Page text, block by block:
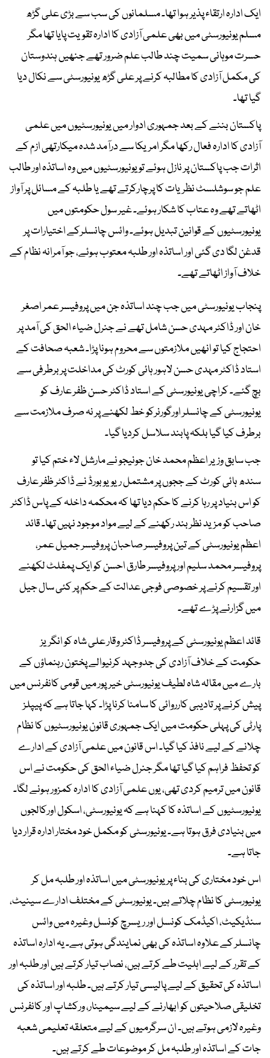
ایک ادارہ ارتقاء پذیر ہوا تھا۔ مسلمانوں کی سب سے بڑی علی گڑھ
مسلم یونیورسٹی میں بھی علمی آزادی کا ادارہ تقویت پایا تھا مگر
حسرت موہانی سمیت چند طالب علم ضرور تھے جنھیں ہندوستان
کی مکمل آزادی کا مطالبہ کرنے پر علی گڑھ یونیورسٹی سے نکال دیا
گیا تھا۔
پاکستان بننے کے بعد جمہوری ادوار میں یونیورسٹیوں میں علمی
آزادی کا ادارہ فعال رکھا مگر امریکا سے درآمد شدہ میکارتھی ازم کے
اثرات جب پاکستان پر نازل ہوئے تو یونیورسٹیوں میں وہ اساتذہ اور طالب
علم جو سوشلسٹ نظریات کا پرچارکرتے تھے یا طلبہ کے مسائل پر آواز
اٹھاتے تھے وہ عتاب کا شکار ہوئے۔ غیر سول حکومتوں میں
یونیورسٹیوں کے قوانین تبدیل ہوئے۔ وائس چانسلرکے اختیارات پر
قدغن لگا دی گئی اور اساتذہ اور طلبہ معتوب ہوئے، جو آمرانہ نظام کے
خلاف آواز اٹھاتے تھے۔
پنجاب یونیورسٹی میں جب چند اساتذہ جن میں پروفیسر عمر اصغر
خان اور ڈاکٹر مہدی حسن شامل تھے نے جنرل ضیاء الحق کی آمد پر
احتجاج کیا تو انھیں ملازمتوں سے محروم ہونا پڑا۔ شعبہ صحافت کے
استاد ڈاکٹر مہدی حسن لاہور ہائی کورٹ کی مداخلت پر برطرفی سے
بچ گئے۔ کراچی یونیورسٹی کے استاد ڈاکٹر حسن ظفر عارف کو
یونیورسٹی کے چانسلر اورگورنرکو خط لکھنے پر نہ صرف ملازمت سے
برطرف کیا گیا بلکہ پابند سلاسل کردیا گیا۔
جب سابق وزیر اعظم محمد خان جونیجو نے مارشل لاء ختم کیا تو
سندھ ہائی کورٹ کے ججوں پر مشتمل ریویو بورڈ نے ڈاکٹر ظفر عارف
کو اس بنیاد پر رہا کرنے کا حکم دیا تھا کہ محکمہ داخلہ کے پاس ڈاکٹر
صاحب کو مزید نظربند رکھنے کے لیے مواد موجود نہیں تھا۔ قائد
اعظم یونیورسٹی کے تین پروفیسر صاحبان پروفیسر جمیل عمر،
پروفیسر محمد سلیم اور پروفیسر طارق احسن کو ایک پمفلٹ لکھنے
اور تقسیم کرنے پر خصوصی فوجی عدالت کے حکم پر کئی سال جیل
میں گزارنے پڑے تھے۔
قائد اعظم یونیورسٹی کے پروفیسر ڈاکٹر وقار علی شاہ کو انگریز
حکومت کے خلاف آزادی کی جدوجہد کرنیوالے پختون رہنماؤں کے
بارے میں مقالہ شاہ لطیف یونیورسٹی خیرپور میں قومی کانفرنس میں
پیش کرنے پر تادیبی کارروائی کا سامنا کرنا پڑا۔ کہا جاتا ہے کہ پیپلز
پارٹی کی پہلی حکومت میں ایک جمہوری قانون یونیورسٹیوں کا نظام
چلانے کے لیے نافذ کیا گیا۔ اس قانون میں علمی آزادی کے ادارے
کو تحفظ فراہم کیا گیا تھا مگر جنرل ضیاء الحق کی حکومت نے اس
قانون میں ترمیم کردی تھی، یوں علمی آزادی کا ادارہ کمزور ہونے لگا۔
یونیورسٹیوں کے اساتذہ کا کہنا ہے کہ یونیورسٹی، اسکول اورکالجوں
میں بنیادی فرق ہوتا ہے۔ یونیورسٹی کو مکمل خود مختار ادارہ قرار دیا
جاتا ہے۔
اس خود مختاری کی بناء پر یونیورسٹی میں اساتذہ اور طلبہ مل کر
یونیورسٹی کا نظام چلاتے ہیں۔ یونیورسٹی کے مختلف ادارے سینیٹ،
سنڈیکیٹ، اکیڈمک کونسل اور ریسرچ کونسل وغیرہ میں وائس
چانسلر کے علاوہ اساتذہ کی بھی نمایندگی ہوتی ہے۔ یہ ادارہ اساتذہ
کے تقرر کے لیے اہلیت طے کرتے ہیں، نصاب تیار کرتے ہیں اور طلبہ اور
اساتذہ کی تحقیق کے لیے پالیسی تیار کرتے ہیں۔ طلبہ اور اساتذہ کی
تخلیقی صلاحیتوں کو ابھارنے کے لیے سیمینار، ورکشاپ اور کانفرنس
وغیرہ لازمی ہوتے ہیں۔ ان سرگرمیوں کے لیے متعلقہ تعلیمی شعبہ
جات کے اساتذہ اور طلبہ مل کر موضوعات طے کرتے ہیں۔